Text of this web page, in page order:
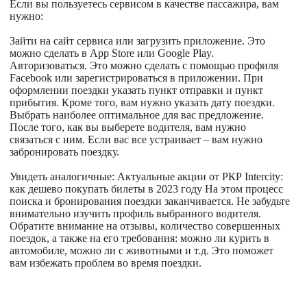
Если вы пользуетесь сервисом в качестве пассажира, вам
нужно:
Зайти на сайт сервиса или загрузить приложение. Это
можно сделать в App Store или Google Play.
Авторизоваться. Это можно сделать с помощью профиля
Facebook или зарегистрироваться в приложении. При
оформлении поездки указать пункт отправки и пункт
прибытия. Кроме того, вам нужно указать дату поездки.
Выбрать наиболее оптимальное для вас предложение.
После того, как вы выберете водителя, вам нужно
связаться с ним. Если вас все устраивает – вам нужно
забронировать поездку.
Увидеть аналогичные: Актуальные акции от РКР Intercity:
как дешево покупать билеты в 2023 году На этом процесс
поиска и бронирования поездки заканчивается. Не забудьте
внимательно изучить профиль выбранного водителя.
Обратите внимание на отзывы, количество совершенных
поездок, а также на его требования: можно ли курить в
автомобиле, можно ли с животными и т.д. Это поможет
вам избежать проблем во время поездки.